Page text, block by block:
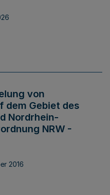
von
dem Gebiet des
Nordrhein-
NRW -
2016